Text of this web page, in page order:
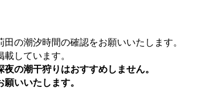
の潮汐時間の確認をお願いいたします。
しています。
の潮干狩りはおすすめしません。
いいたします。